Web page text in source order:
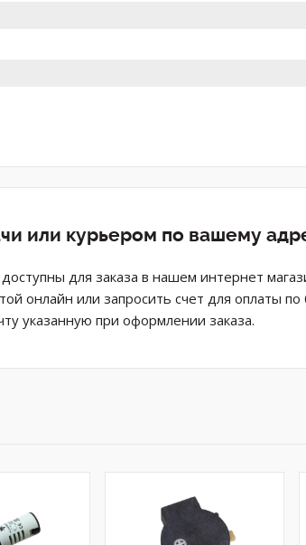
или курьером по вашему
для заказа в нашем интернет
онлайн или запросить счет для оплаты
указанную при оформлении заказа.